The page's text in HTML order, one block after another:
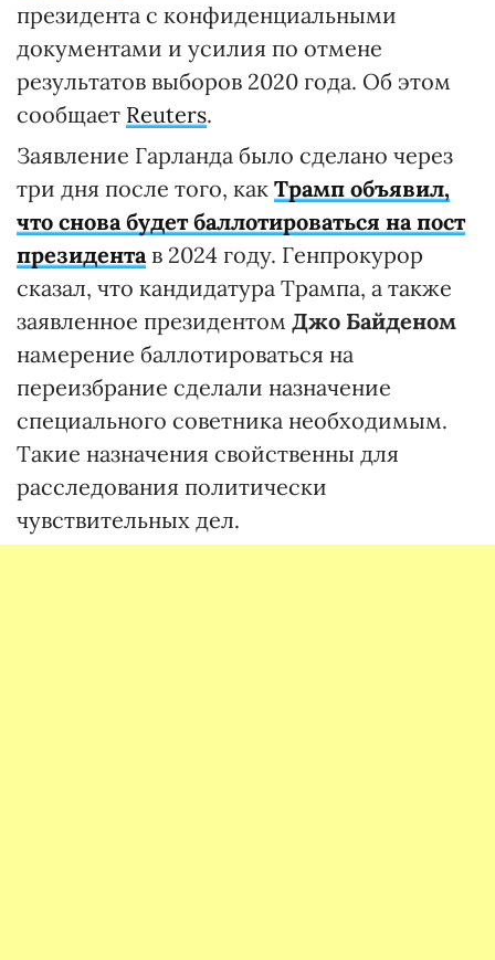
президента с конфиденциальными
документами и усилия по отмене
результатов выборов 2020 года. Об этом
сообщает Reuters.
Заявление Гарланда было сделано через
три дня после того, как Трамп объявил,
что снова будет баллотироваться на пост
президентав 2024 году. Генпрокурор
сказал, что кандидатура Трампа, а также
заявленное президентом Джо Байденом
намерение баллотироваться на
переизбрание сделали назначение
специального советника необходимым.
Такие назначения свойственны для
расследования политически
чувствительных дел.